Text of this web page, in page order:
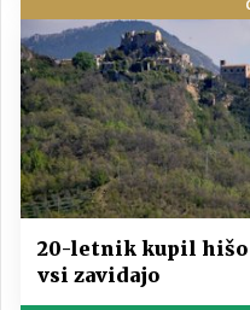
20-letnik kupil hišo
vsi zavidajo